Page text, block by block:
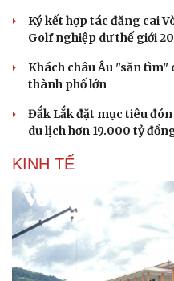
Văn hóa
Sân khấu - Điện ảnh
Văn học
Âm nhạc
Di sản
Ký kết hợp tác đăng cai
Golf nghiệp dư thế giới
Khách châu Âu "săn tìm"
thành phố lớn
Đắk Lắk đặt mục tiêu
du lịch hơn 19.000 tỷ
KINH TẾ